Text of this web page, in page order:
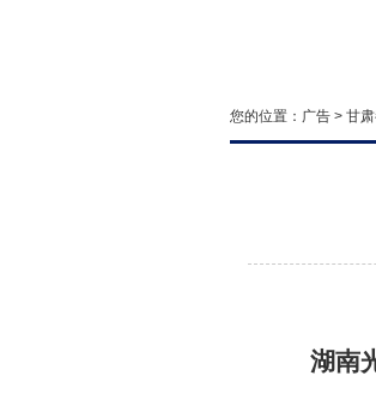
您的位置： 广告 > 甘
湖南